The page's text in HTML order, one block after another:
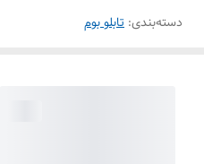
دسته‌بندی: تابلو بوم